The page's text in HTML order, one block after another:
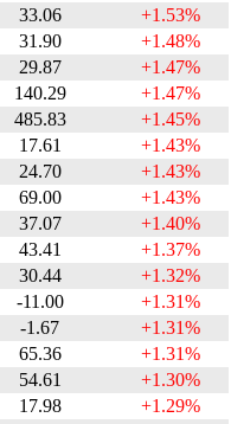
33.06
+1.53%
31.90
+1.48%
29.87
+1.47%
140.29
+1.47%
485.83
+1.45%
17.61
+1.43%
24.70
+1.43%
69.00
+1.43%
37.07
+1.40%
43.41
+1.37%
30.44
+1.32%
-11.00
+1.31%
-1.67
+1.31%
65.36
+1.31%
54.61
+1.30%
17.98
+1.29%